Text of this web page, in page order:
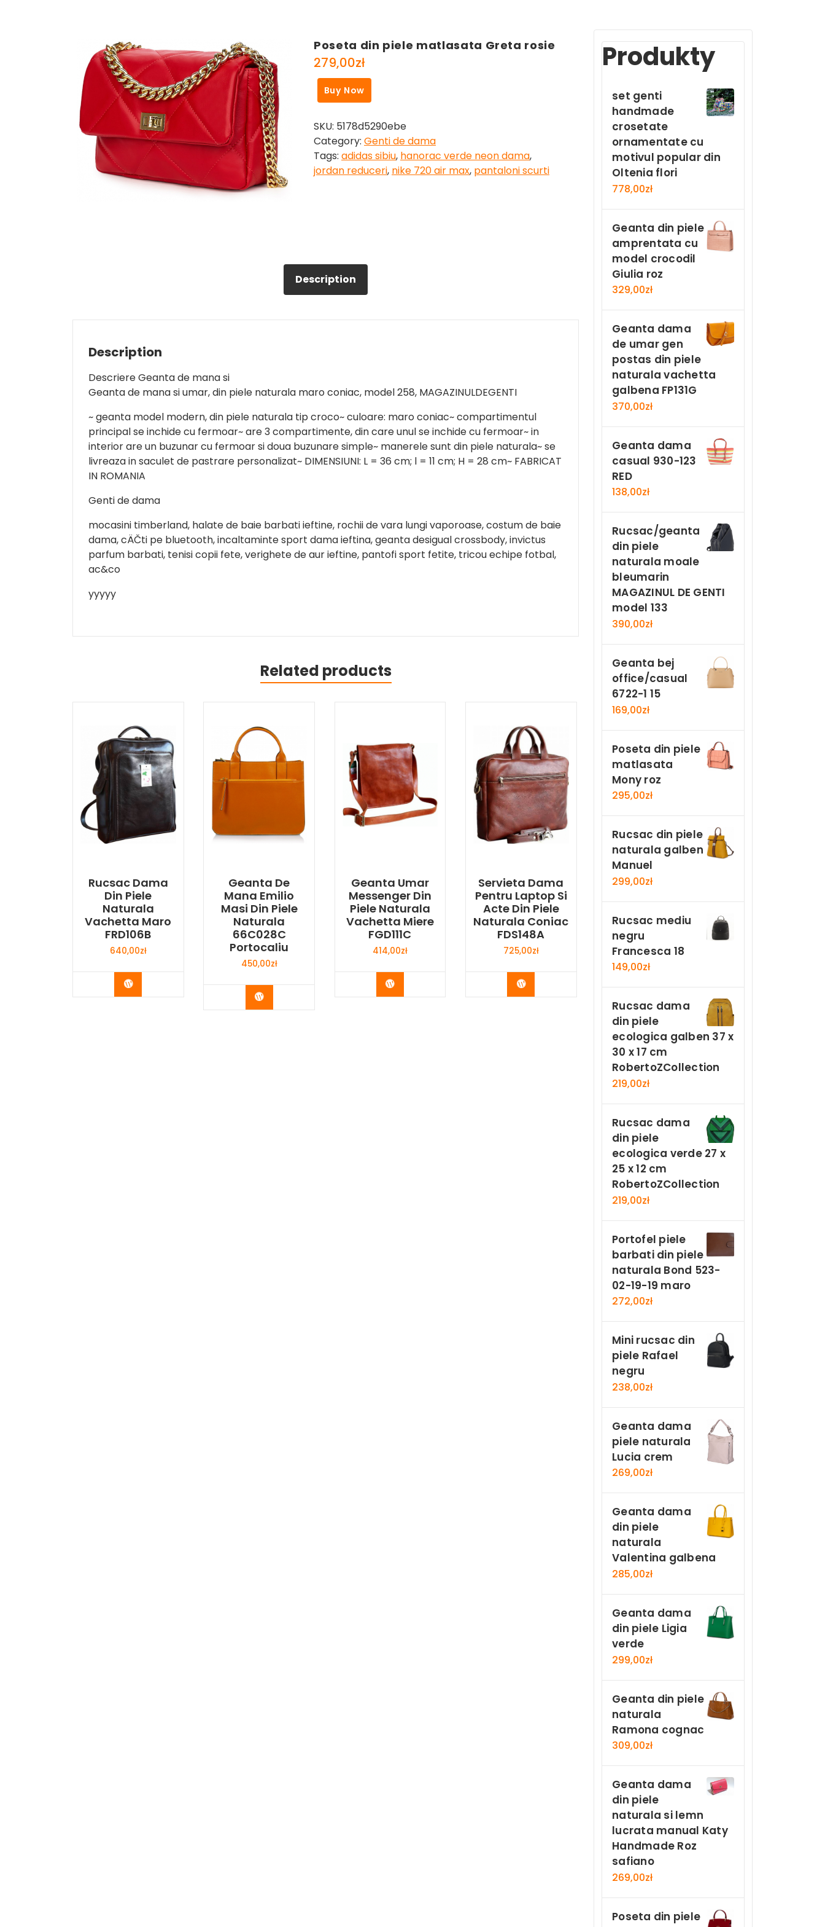
Poseta din piele matlasata Greta rosie
279,00zł
Buy Now
SKU: 5178d5290ebe
Category: Genti de dama
Tags: adidas sibiu, hanorac verde neon dama,
jordan reduceri, nike 720 air max, pantaloni scurti
Description
Description
Descriere Geanta de mana si
Geanta de mana si umar, din piele naturala maro coniac, model 258, MAGAZINULDEGENTI
~ geanta model modern, din piele naturala tip croco~ culoare: maro coniac~ compartimentul
principal se inchide cu fermoar~ are 3 compartimente, din care unul se inchide cu fermoar~ in
interior are un buzunar cu fermoar si doua buzunare simple~ manerele sunt din piele naturala~ se
livreaza in saculet de pastrare personalizat~ DIMENSIUNI: L = 36 cm; l = 11 cm; H = 28 cm~ FABRICAT
IN ROMANIA
Genti de dama
mocasini timberland, halate de baie barbati ieftine, rochii de vara lungi vaporoase, costum de baie
dama, cÄČti pe bluetooth, incaltaminte sport dama ieftina, geanta desigual crossbody, invictus
parfum barbati, tenisi copii fete, verighete de aur ieftine, pantofi sport fetite, tricou echipe fotbal,
ac&co
yyyyy
Related products
Rucsac Dama
Din Piele
Naturala
Vachetta Maro
FRD106B
640,00zł
Buy Now
Geanta De
Mana Emilio
Masi Din Piele
Naturala
66C028C
Portocaliu
450,00zł
Buy Now
Geanta Umar
Messenger Din
Piele Naturala
Vachetta Miere
FGD111C
414,00zł
Buy Now
Servieta Dama
Pentru Laptop Si
Acte Din Piele
Naturala Coniac
FDS148A
725,00zł
Buy Now
Produkty
set genti
handmade
crosetate
ornamentate cu
motivul popular din
Oltenia flori
778,00zł
Geanta din piele
amprentata cu
model crocodil
Giulia roz
329,00zł
Geanta dama
de umar gen
postas din piele
naturala vachetta
galbena FP131G
370,00zł
Geanta dama
casual 930-123
RED
138,00zł
Rucsac/geanta
din piele
naturala moale
bleumarin
MAGAZINUL DE GENTI
model 133
390,00zł
Geanta bej
office/casual
6722-1 15
169,00zł
Poseta din piele
matlasata
Mony roz
295,00zł
Rucsac din piele
naturala galben
Manuel
299,00zł
Rucsac mediu
negru
Francesca 18
149,00zł
Rucsac dama
din piele
ecologica galben 37 x
30 x 17 cm
RobertoZCollection
219,00zł
Rucsac dama
din piele
ecologica verde 27 x
25 x 12 cm
RobertoZCollection
219,00zł
Portofel piele
barbati din piele
naturala Bond 523-
02-19-19 maro
272,00zł
Mini rucsac din
piele Rafael
negru
238,00zł
Geanta dama
piele naturala
Lucia crem
269,00zł
Geanta dama
din piele
naturala
Valentina galbena
285,00zł
Geanta dama
din piele Ligia
verde
299,00zł
Geanta din piele
naturala
Ramona cognac
309,00zł
Geanta dama
din piele
naturala si lemn
lucrata manual Katy
Handmade Roz
safiano
269,00zł
Poseta din piele